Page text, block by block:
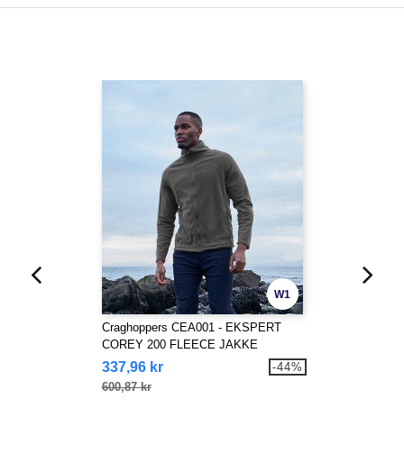
W1
Craghoppers CEA001 - EKSPERT
COREY 200 FLEECE JAKKE
337,96 kr
600,87 kr
-44%